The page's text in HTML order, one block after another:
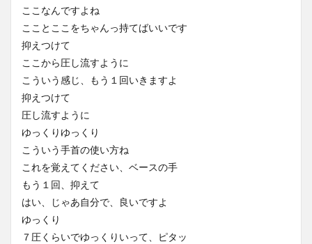
ここなんですよね
こことここをちゃんっ持てばいいです
抑えつけて
ここから圧し流すように
こういう感じ、もう１回いきますよ
抑えつけて
圧し流すように
ゆっくりゆっくり
こういう手首の使い方ね
これを覚えてください、ベースの手
もう１回、抑えて
はい、じゃあ自分で、良いですよ
ゆっくり
７圧くらいでゆっくりいって、ピタッ